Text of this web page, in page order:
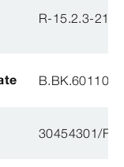
R-15.2.3-21-
30454301/